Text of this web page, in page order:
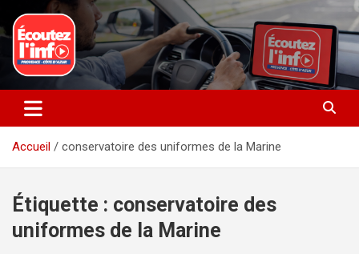
au
contenu
Ecoutez l’info
La radio du quotidien
Accueil conservatoire des uniformes de la Marine
Étiquette : conservatoire des
uniformes de la Marine